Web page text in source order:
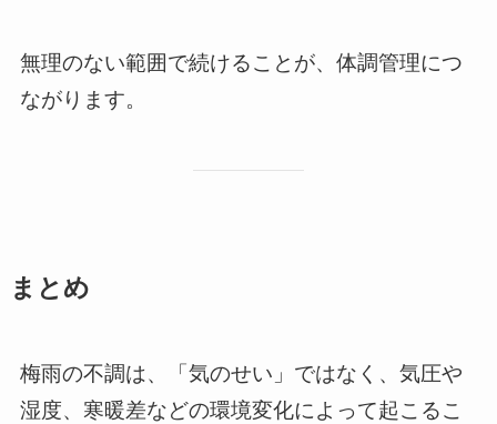
無理のない範囲で続けることが、体調管理につ
ながります。
まとめ
梅雨の不調は、「気のせい」ではなく、気圧や
湿度、寒暖差などの環境変化によって起こるこ